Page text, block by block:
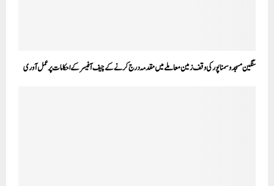
سنگین مسجد و سمنا پور کی وقف زمین معاملے میں مقدمہ درج کرنے کے چیف آفیسر کے احکامات پر عمل آوری